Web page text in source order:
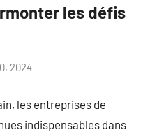
les défis
2024
les entreprises de
indispensables dans